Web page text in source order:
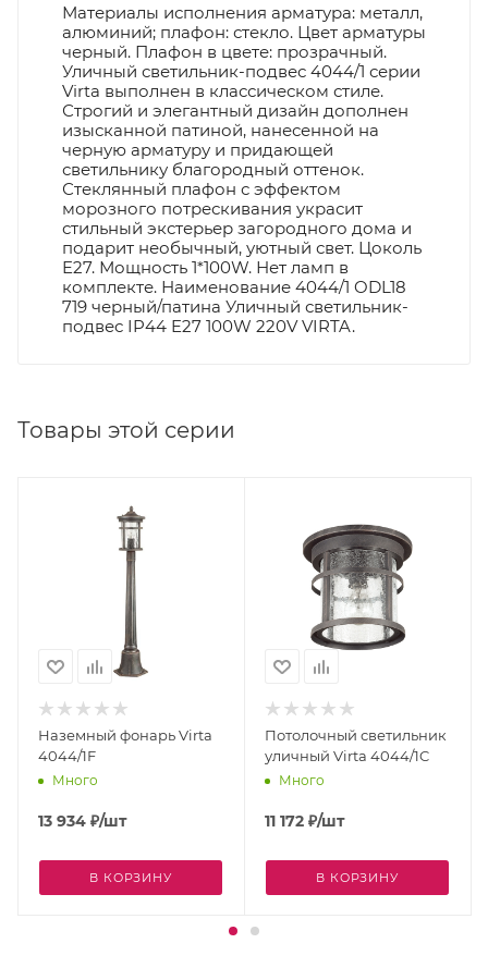
Материалы исполнения арматура: металл,
алюминий; плафон: стекло. Цвет арматуры
черный. Плафон в цвете: прозрачный.
Уличный светильник-подвес 4044/1 серии
Virta выполнен в классическом стиле.
Строгий и элегантный дизайн дополнен
изысканной патиной, нанесенной на
черную арматуру и придающей
светильнику благородный оттенок.
Стеклянный плафон с эффектом
морозного потрескивания украсит
стильный экстерьер загородного дома и
подарит необычный, уютный свет. Цоколь
E27. Мощность 1*100W. Нет ламп в
комплекте. Наименование 4044/1 ODL18
719 черный/патина Уличный светильник-
подвес IP44 E27 100W 220V VIRTA.
Товары этой серии
Наземный фонарь Virta
4044/1F
Много
13 934 ₽/шт
В КОРЗИНУ
Потолочный светильник
уличный Virta 4044/1C
Много
11 172 ₽/шт
В КОРЗИНУ